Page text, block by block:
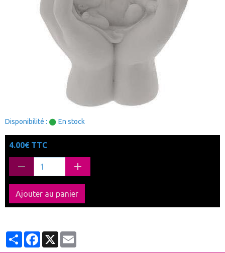
Disponibilité : En stock
4.00€ TTC
Ajouter au panier
PartagerFacebook
X